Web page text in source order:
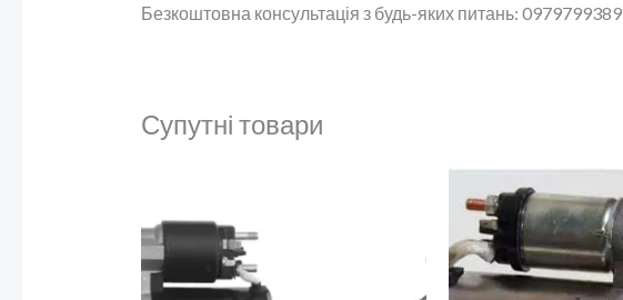
Безкоштовна консультація з будь-яких питань: 0979799389
Супутні товари